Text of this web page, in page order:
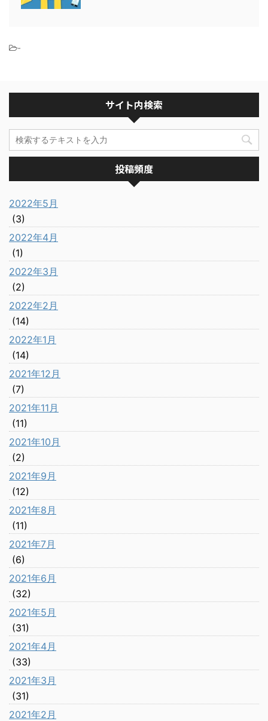
-
サイト内検索
投稿頻度
2022年5月
(3)
2022年4月
(1)
2022年3月
(2)
2022年2月
(14)
2022年1月
(14)
2021年12月
(7)
2021年11月
(11)
2021年10月
(2)
2021年9月
(12)
2021年8月
(11)
2021年7月
(6)
2021年6月
(32)
2021年5月
(31)
2021年4月
(33)
2021年3月
(31)
2021年2月